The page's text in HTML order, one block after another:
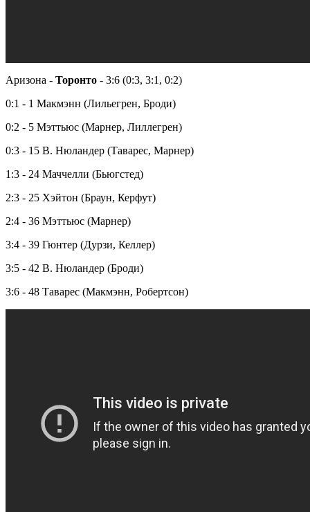
Аризона - Торонто - 3:6 (0:3, 3:1, 0:2)
0:1 - 1 Макмэнн (Лильегрен, Броди)
0:2 - 5 Мэттьюс (Марнер, Лиллегрен)
0:3 - 15 В. Нюландер (Таварес, Марнер)
1:3 - 24 Маччелли (Бьюгстед)
2:3 - 25 Хэйтон (Браун, Керфут)
2:4 - 36 Мэттьюс (Марнер)
3:4 - 39 Гюнтер (Дурзи, Келлер)
3:5 - 42 В. Нюландер (Броди)
3:6 - 48 Таварес (Макмэнн, Робертсон)